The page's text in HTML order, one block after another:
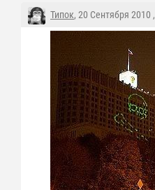
Типок, 20 Сентября 2010 ,